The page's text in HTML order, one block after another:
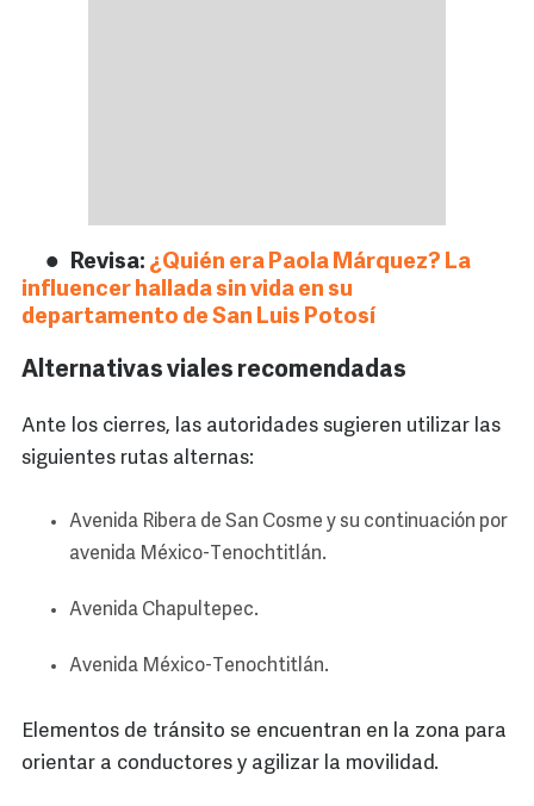
Revisa: ¿Quién era Paola Márquez? La
influencer hallada sin vida en su
departamento de San Luis Potosí
Alternativas viales recomendadas
Ante los cierres, las autoridades sugieren utilizar las
siguientes rutas alternas:
Avenida Ribera de San Cosme y su continuación por
avenida México-Tenochtitlán.
Avenida Chapultepec.
Avenida México-Tenochtitlán.
Elementos de tránsito se encuentran en la zona para
orientar a conductores y agilizar la movilidad.